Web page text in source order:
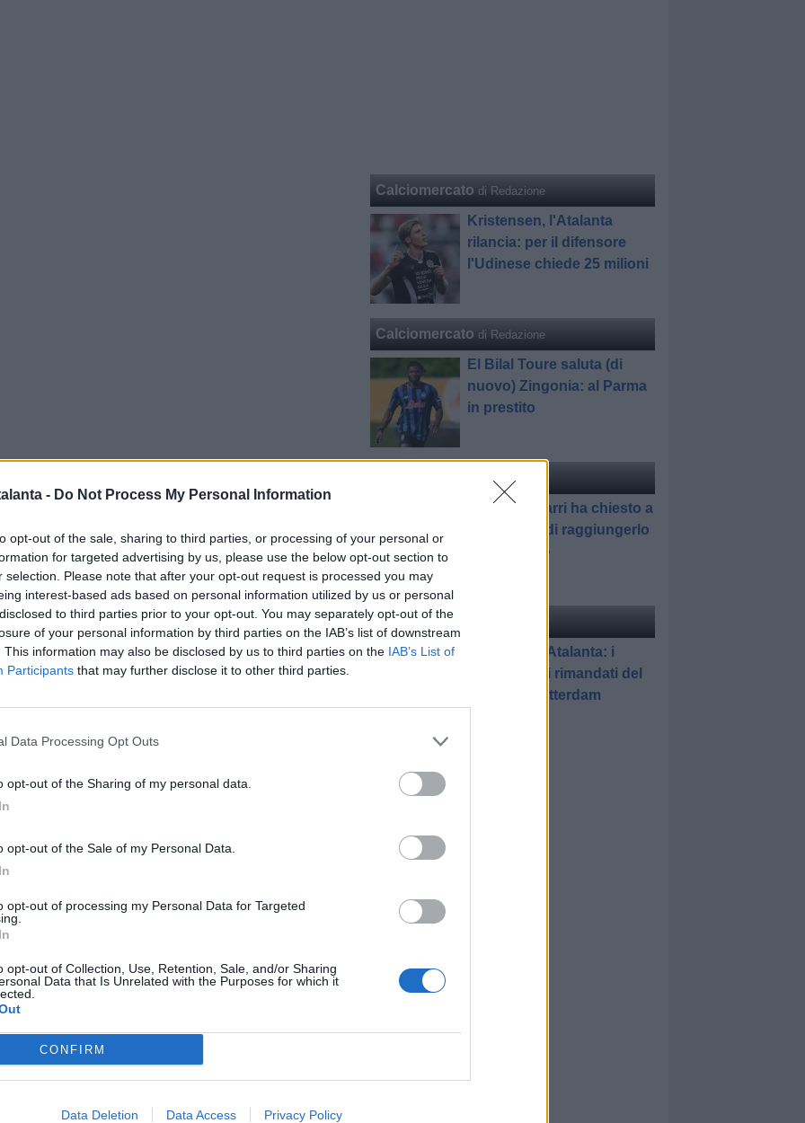
- Do Not Process My Personal Information
opt-out of the sale, sharing to third parties, or processing of your personal or
for targeted advertising by us, please use the below opt-out section to
selection. Please note that after your opt-out request is processed you may
interest-based ads based on personal information utilized by us or personal
to third parties prior to your opt-out. You may separately opt-out of the
of your personal information by third parties on the IAB’s list of downstream
This information may also be disclosed by us to third parties on the IAB’s List of
Participants that may further disclose it to other third parties.
Data Processing Opt Outs
opt-out of the Sharing of my personal data.
opt-out of the Sale of my Personal Data.
opt-out of processing my Personal Data for Targeted
opt-out of Collection, Use, Retention, Sale, and/or Sharing
Data that Is Unrelated with the Purposes for which it
CONFIRM
Data Deletion Data Access Privacy Policy
Non è, quindi, in programma la conferenza stampa
subito a Bergamo. Domenica mattina, infatti, è in
allenamento a porte aperte allo stadio
/ Data:Gio 16 aprile 2026 alle 15:07
Calciomercato di Redazione
Kristensen, l'Atalanta
rilancia: per il difensore
l'Udinese chiede 25 milioni
Calciomercato di Redazione
El Bilal Toure saluta (di
nuovo) Zingonia: al Parma
in prestito
di Redazione
Pedullà: «Sarri ha chiesto a
Romagnoli di raggiungerlo
all'Atalanta»
Pagelle di Gianluca Pirovano
Feyenoord-Atalanta: i
promossi e i rimandati del
match di Rotterdam